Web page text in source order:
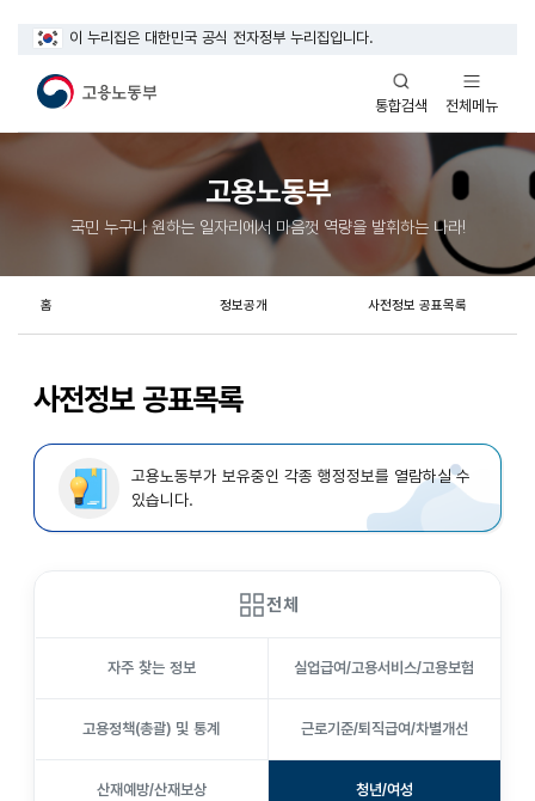
이 누리집은 대한민국 공식 전자정부 누리집입니다.
통합검색
열기
전체메뉴
열기
고용노동부
국민 누구나 원하는 일자리에서 마음껏 역량을 발휘하는 나라!
사전정보 공표목록
홈 정보공개 사전정보 공표목록
고용노동부가 보유중인 각종 행정정보를 열람하실 수
있습니다.
전체
자주 찾는 정보 실업급여/고용서비스/고용보험
고용정책(총괄) 및 통계 근로기준/퇴직급여/차별개선
산재예방/산재보상 청년/여성